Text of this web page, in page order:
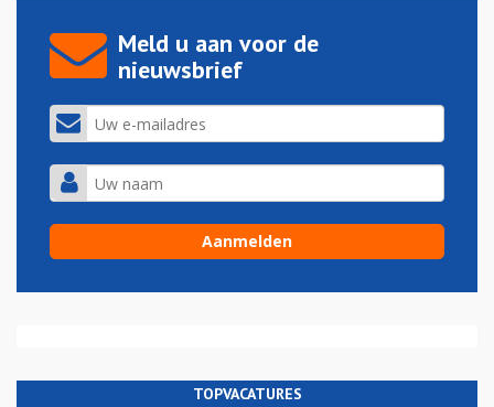
Meld u aan voor de
nieuwsbrief
TOPVACATURES